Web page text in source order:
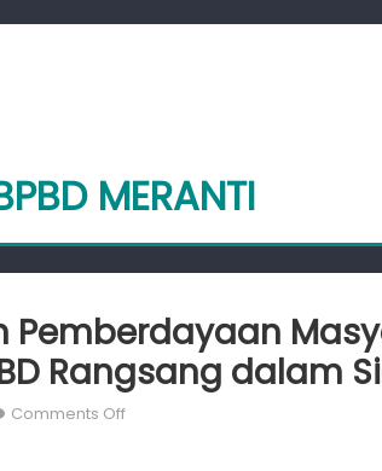
MERANTI
Pemberdayaan
Rangsang dalam
Comments Offon